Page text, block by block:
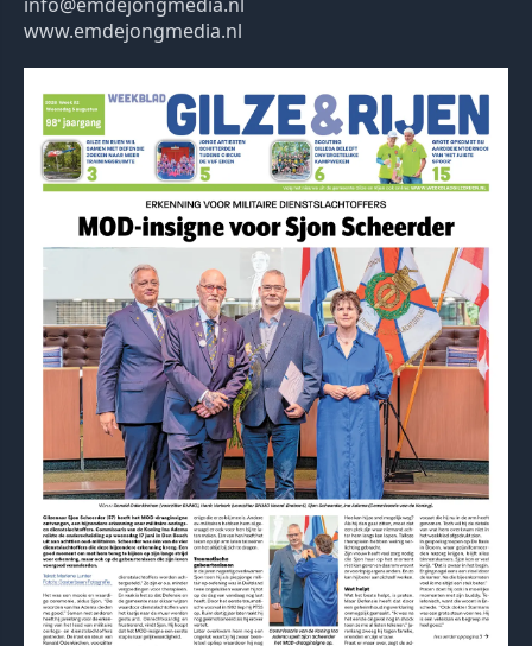
www.emdejongmedia.nl